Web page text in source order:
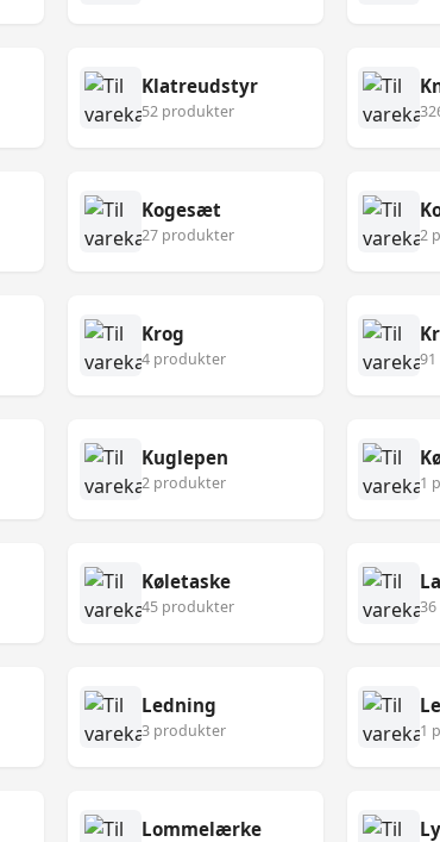
Klatreudstyr
52 produkter
Kogesæt
27 produkter 2
Krog
4 produkter
Kuglepen
2 produkter 1
Køletaske
45 produkter
Ledning
3 produkter 1
Lommelærke